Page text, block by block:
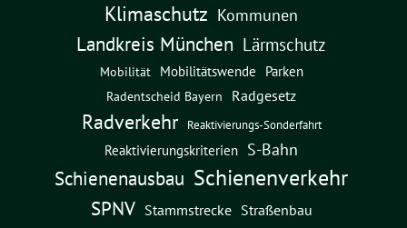
Klimaschutz Kommunen
Landkreis München Lärmschutz
Mobilität Mobilitätswende Parken
Radentscheid Bayern Radgesetz
Radverkehr Reaktivierungs-Sonderfahrt
Reaktivierungskriterien S-Bahn
Schienenausbau Schienenverkehr
SPNV Stammstrecke Straßenbau